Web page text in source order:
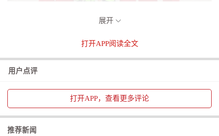
▲队员与香港“不老长征”徒步公益团合影
重温入党誓词 缅怀革命先烈
在巍峨的中央红军长征出发纪念碑前，实践队师生们
肃立，面向鲜艳的党旗，庄严地重温入党誓词，字字铿
锵，声声入耳。
展开
打开APP阅读全文
用户点评
打开APP，查看更多评论
推荐新闻